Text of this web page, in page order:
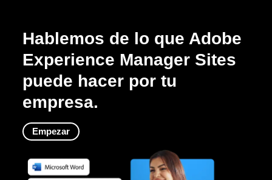
Hablemos de lo que Adobe
Experience Manager Sites
puede hacer por tu
empresa.
Empezar